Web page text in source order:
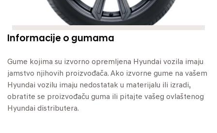
Informacije o gumama
Gume kojima su izvorno opremljena Hyundai vozila imaju
jamstvo njihovih proizvođača. Ako izvorne gume na vašem
Hyundai vozilu imaju nedostatak u materijalu ili izradi,
obratite se proizvođaču guma ili pitajte vašeg ovlaštenog
Hyundai distributera.